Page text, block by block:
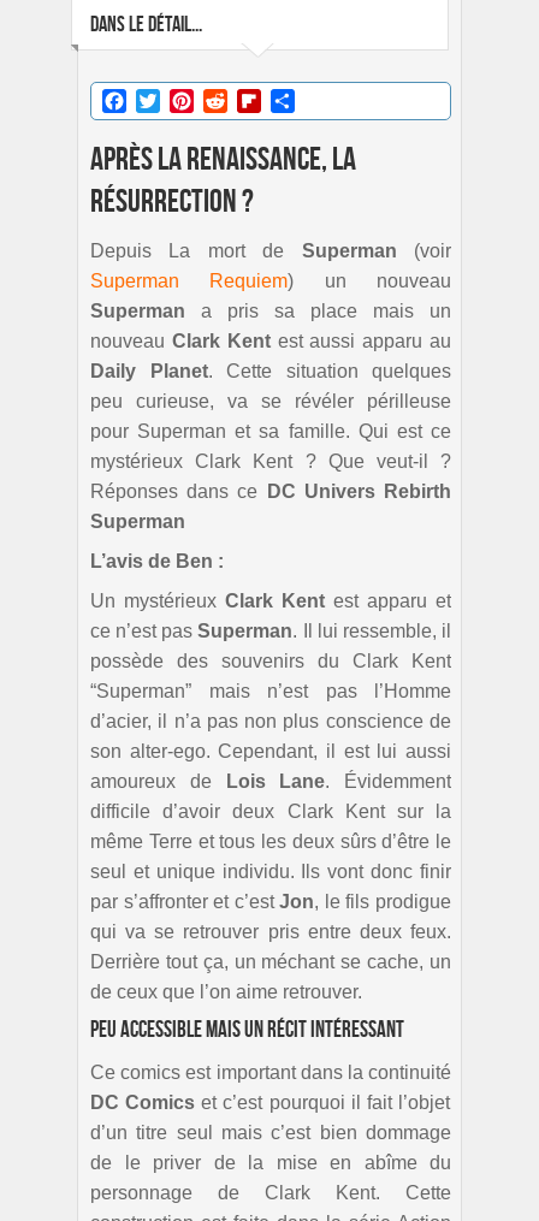
DANS LE DÉTAIL...
Facebook
TwitterPinterestRedditFlipboard
Après la renaissance, la
résurrection ?
Depuis La mort de Superman (voir
Superman Requiem) un nouveau
Superman a pris sa place mais un
nouveau Clark Kentest aussi apparu au
Daily Planet. Cette situation quelques
peu curieuse, va se révéler périlleuse
pour Superman et sa famille. Qui est ce
mystérieux Clark Kent ? Que veut-il ?
Réponses dans ce
DC Univers Rebirth
Superman
L’avis de Ben :
Un mystérieux Clark Kent est apparu et
ce n’est pasSuperman. Il lui ressemble, il
possède des souvenirs du Clark Kent
“Superman” mais n’est pas l’Homme
d’acier, il n’a pas non plus conscience de
son alter-ego. Cependant, il est lui aussi
amoureux de
Lois Lane. Évidemment
difficile d’avoir deux Clark Kent sur la
même Terre et tous les deux sûrs d’être le
seul et unique individu. Ils vont donc finir
par s’affronter et c’estJon, le fils prodigue
qui va se retrouver pris entre deux feux.
Derrière tout ça, un méchant se cache, un
de ceux que l’on aime retrouver.
Peu accessible mais un récit intéressant
Ce comics est important dans la continuité
DC Comics et c’est pourquoi il fait l’objet
d’un titre seul mais c’est bien dommage
de le priver de la mise en abîme du
personnage de Clark Kent. Cette